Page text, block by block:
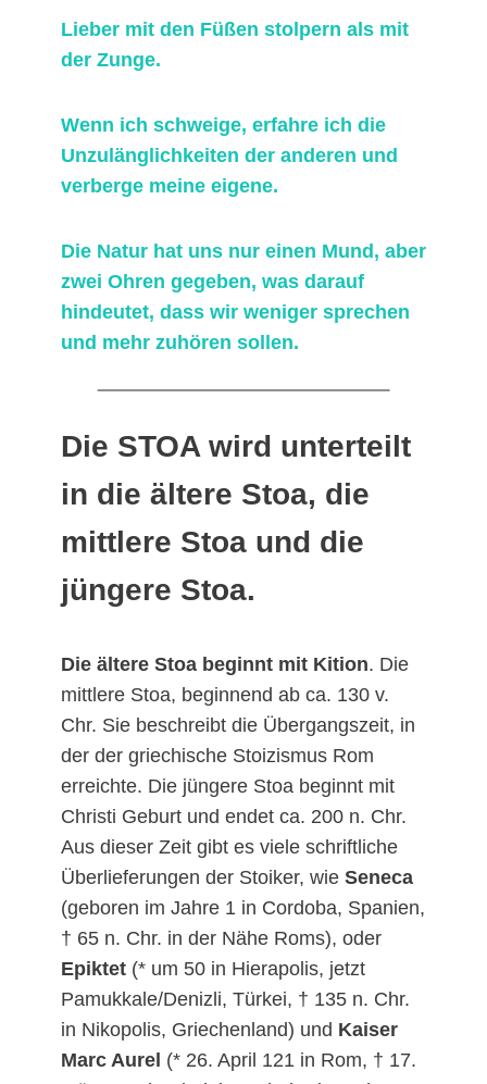
Lieber mit den Füßen stolpern als mit
der Zunge.
Wenn ich schweige, erfahre ich die
Unzulänglichkeiten der anderen und
verberge meine eigene.
Die Natur hat uns nur einen Mund, aber
zwei Ohren gegeben, was darauf
hindeutet, dass wir weniger sprechen
und mehr zuhören sollen.
Die STOA wird unterteilt
in die ältere Stoa, die
mittlere Stoa und die
jüngere Stoa.
Die ältere Stoa beginnt mit Kition. Die
mittlere Stoa, beginnend ab ca. 130 v.
Chr. Sie beschreibt die Übergangszeit, in
der der griechische Stoizismus Rom
erreichte. Die jüngere Stoa beginnt mit
Christi Geburt und endet ca. 200 n. Chr.
Aus dieser Zeit gibt es viele schriftliche
Überlieferungen der Stoiker, wie Seneca
(geboren im Jahre 1 in Cordoba, Spanien,
† 65 n. Chr. in der Nähe Roms), oder
Epiktet (* um 50 in Hierapolis, jetzt
Pamukkale/Denizli, Türkei, † 135 n. Chr.
in Nikopolis, Griechenland) und Kaiser
Marc Aurel (* 26. April 121 in Rom, † 17.